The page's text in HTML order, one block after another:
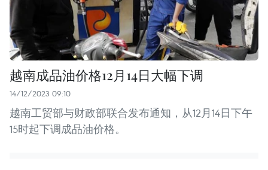
越南成品油价格12月14日大幅下调
14/12/2023 09:10
越南工贸部与财政部联合发布通知，从12月14日下午
15时起下调成品油价格。